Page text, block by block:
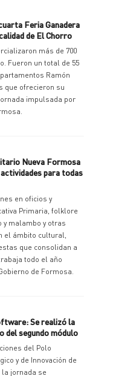
Feria Ganadera
de El Chorro
más de 700
Fueron un total de 55
Ramón
que ofrecieron su
impulsada por
Nueva Formosa
para todas
en oficios y
Primaria, folklore
y malambo y otras
el ámbito cultural,
que consolidan a
todo el año
de Formosa.
Se realizó la
del segundo módulo
del Polo
y de Innovación de
la jornada se